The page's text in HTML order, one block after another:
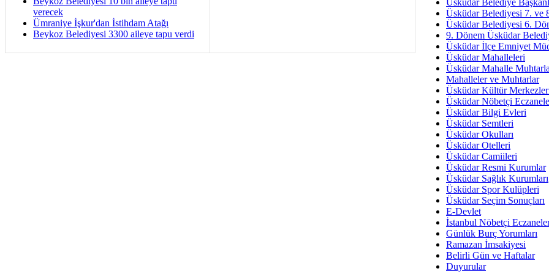
verecek
Ümraniye İşkur'dan İstihdam Atağı
Beykoz Belediyesi 3300 aileye tapu verdi
İmar Sorunlarının Genel
Arakan
Bayramın
Ruhsal
Üsküdar
Üsküdar Belediye
Üsküdar Belediyesi 7. ve
Üsküdar Belediyesi 6.
9. Dönem Üsküdar
Üsküdar İlçe Emniyet
Üsküdar Mahalleleri
Üsküdar Mahalle
Mahalleler ve Muhtarlar
Üsküdar Kültür
Üsküdar Nöbetçi
Üsküdar Bilgi Evleri
Üsküdar Semtleri
Üsküdar Okulları
Üsküdar Otelleri
Üsküdar Camiileri
Üsküdar Resmi Kurumlar
Üsküdar Sağlık Kurumları
Üsküdar Spor Kulüpleri
Üsküdar Seçim Sonuçları
E-Devlet
İstanbul Nöbetçi
Günlük Burç Yorumları
Ramazan İmsakiyesi
Belirli Gün ve Haftalar
Duyurular